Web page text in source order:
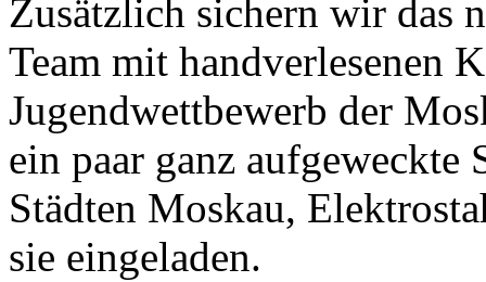
Zusätzlich sichern wir das
Team mit handverlesenen
Jugendwettbewerb der
ein paar ganz aufgeweckte
Städten Moskau,
sie eingeladen.